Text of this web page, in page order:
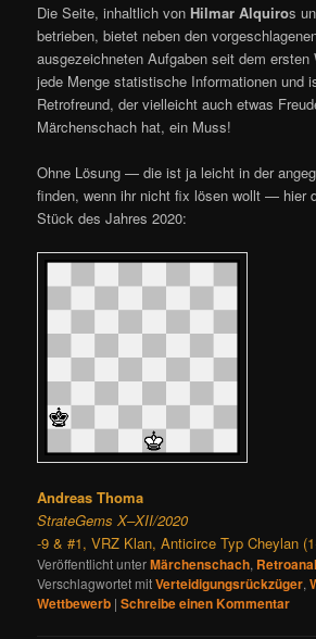
Die Seite, inhaltlich von Hilmar Alquiros
betrieben, bietet neben den
ausgezeichneten Aufgaben seit dem ersten
jede Menge statistische Informationen und
Retrofreund, der vielleicht auch etwas
Märchenschach hat, ein Muss!
Ohne Lösung — die ist ja leicht in der
finden, wenn ihr nicht fix lösen wollt — hier
Stück des Jahres 2020:
Andreas Thoma
StrateGems X–XII/2020
-9 & #1, VRZ Klan, Anticirce Typ Cheylan
Veröffentlicht unterMärchenschach,
Verschlagwortet mitVerteidigungsrückzüger,
Wettbewerb |Schreibe einen Kommentar